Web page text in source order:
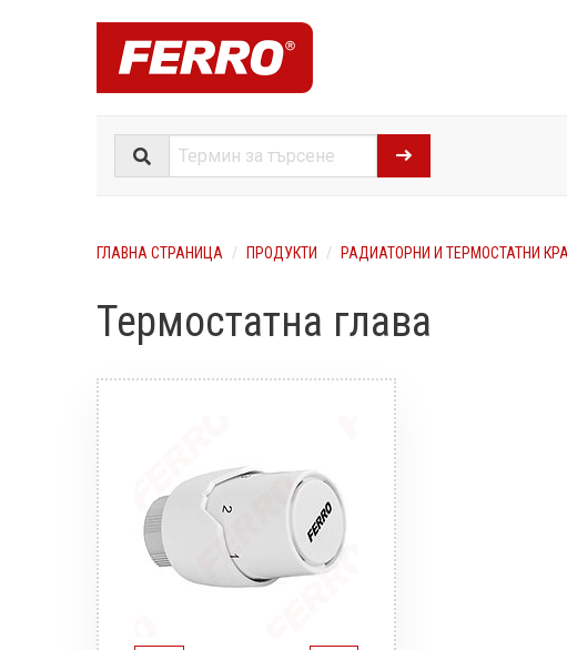
ГЛАВНА СТРАНИЦА ПРОДУКТИ РАДИАТОРНИ И ТЕРМОСТАТНИ
Термостатна глава